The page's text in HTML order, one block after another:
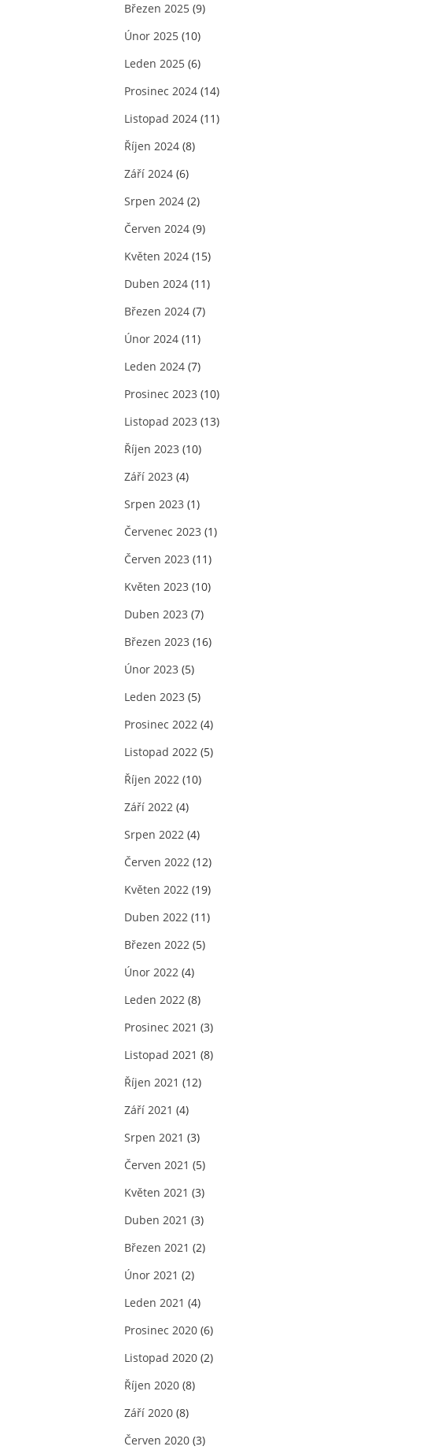
Březen 2025 (9)
Únor 2025 (10)
Leden 2025 (6)
Prosinec 2024 (14)
Listopad 2024 (11)
Říjen 2024 (8)
Září 2024 (6)
Srpen 2024 (2)
Červen 2024 (9)
Květen 2024 (15)
Duben 2024 (11)
Březen 2024 (7)
Únor 2024 (11)
Leden 2024 (7)
Prosinec 2023 (10)
Listopad 2023 (13)
Říjen 2023 (10)
Září 2023 (4)
Srpen 2023 (1)
Červenec 2023 (1)
Červen 2023 (11)
Květen 2023 (10)
Duben 2023 (7)
Březen 2023 (16)
Únor 2023 (5)
Leden 2023 (5)
Prosinec 2022 (4)
Listopad 2022 (5)
Říjen 2022 (10)
Září 2022 (4)
Srpen 2022 (4)
Červen 2022 (12)
Květen 2022 (19)
Duben 2022 (11)
Březen 2022 (5)
Únor 2022 (4)
Leden 2022 (8)
Prosinec 2021 (3)
Listopad 2021 (8)
Říjen 2021 (12)
Září 2021 (4)
Srpen 2021 (3)
Červen 2021 (5)
Květen 2021 (3)
Duben 2021 (3)
Březen 2021 (2)
Únor 2021 (2)
Leden 2021 (4)
Prosinec 2020 (6)
Listopad 2020 (2)
Říjen 2020 (8)
Září 2020 (8)
Červen 2020 (3)